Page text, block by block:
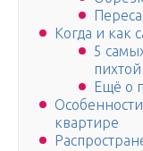
Когда и как
5
пихтой
Ещё о
квартире